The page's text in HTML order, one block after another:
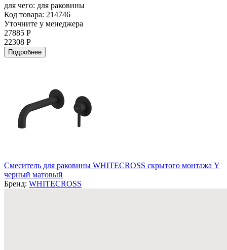
для чего: для раковины
Код товара: 214746
Уточните у менеджера
27885 Р
22308 Р
Подробнее
Смеситель для раковины WHITECROSS скрытого монтажа Y
черный матовый
Бренд: WHITECROSS